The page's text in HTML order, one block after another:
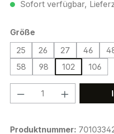
Sofort verfügbar,
Größeauswählen
25
26 27 46
58
98 102 106
Produkt Anzahl:
Produktnummer: